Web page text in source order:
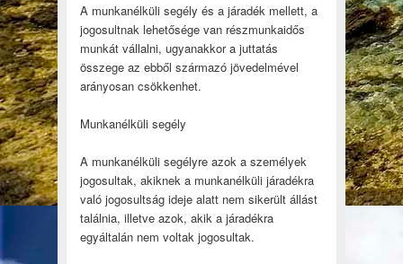
A munkanélküli segély és a járadék mellett, a
jogosultnak lehetősége van részmunkaidős
munkát vállalni, ugyanakkor a juttatás
összege az ebből származó jövedelmével
arányosan csökkenhet.
Munkanélküli segély
A munkanélküli segélyre azok a személyek
jogosultak, akiknek a munkanélküli járadékra
való jogosultság ideje alatt nem sikerült állást
találnia, illetve azok, akik a járadékra
egyáltalán nem voltak jogosultak.